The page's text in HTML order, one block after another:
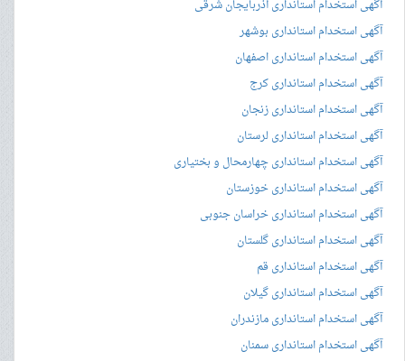
آگهی استخدام استانداری آذربایجان شرقی
آگهی استخدام استانداری بوشهر
آگهی استخدام استانداری اصفهان
آگهی استخدام استانداری کرج
آگهی استخدام استانداری زنجان
آگهی استخدام استانداری لرستان
آگهی استخدام استانداری چهارمحال و بختیاری
آگهی استخدام استانداری خوزستان
آگهی استخدام استانداری خراسان جنوبی
آگهی استخدام استانداری گلستان
آگهی استخدام استانداری قم
آگهی استخدام استانداری گیلان
آگهی استخدام استانداری مازندران
آگهی استخدام استانداری سمنان